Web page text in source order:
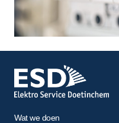
Wat we doen